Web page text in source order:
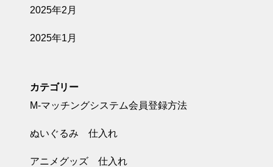
2025年2月
2025年1月
カテゴリー
M-マッチングシステム会員登録方法
ぬいぐるみ 仕入れ
アニメグッズ 仕入れ